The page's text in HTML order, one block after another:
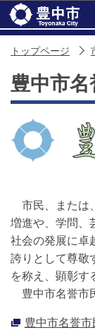
トップページ
豊中市名
市民、または
増進や、学問、
社会の発展に卓
誇りとして尊敬
を称え、顕彰す
豊中市名誉市
豊中市名誉市